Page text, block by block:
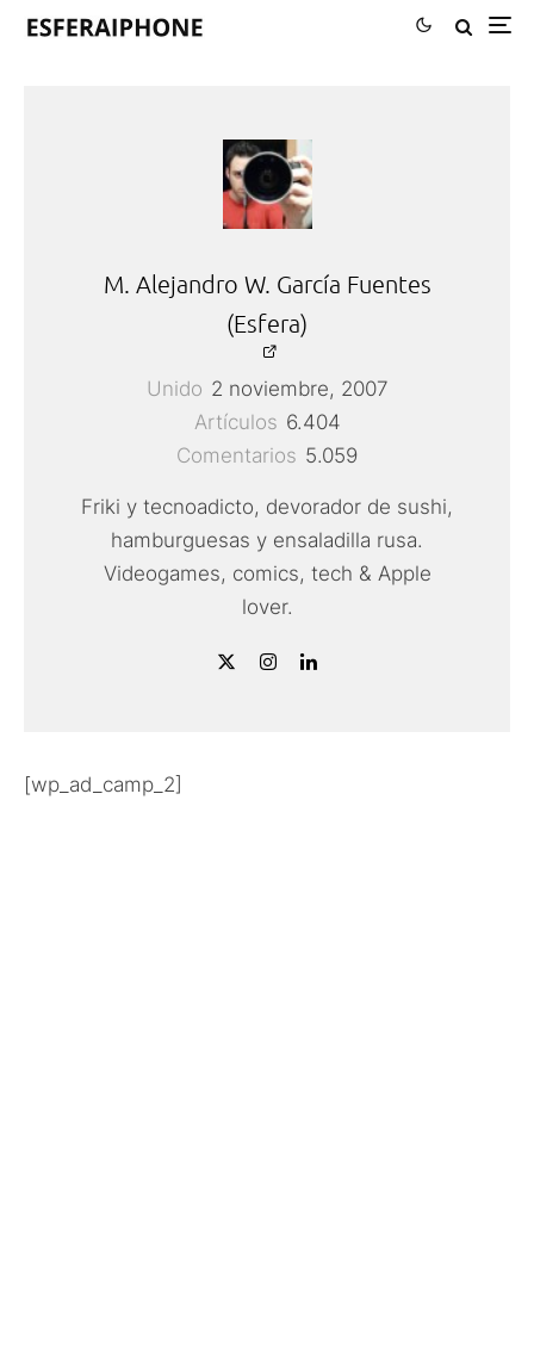
M. Alejandro W. García Fuentes
(Esfera)
Unido 2 noviembre, 2007
Artículos 6.404
Comentarios 5.059
Friki y tecnoadicto, devorador de sushi,
hamburguesas y ensaladilla rusa.
Videogames, comics, tech & Apple
lover.
[wp_ad_camp_2]